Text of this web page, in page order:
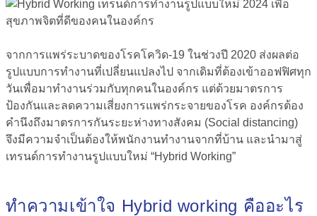
จากการแพร่ระบาดของโรคโควิด-19 ในช่วงปี 2020 ส่งผลต่อ
รูปแบบการทำงานที่เปลี่ยนแปลงไป จากเดิมที่ต้องเข้าออฟฟิศทุก
วันเพื่อมาทำงานร่วมกับทุกคนในองค์กร แต่ด้วยมาตรการ
ป้องกันและลดความเสี่ยงการแพร่กระจายของโรค องค์กรต้อง
คำนึงถึงมาตรการกันระยะห่างทางสังคม (Social distancing)
จึงมีความจำเป็นต้องให้พนักงานทำงานจากที่บ้าน และนำมาสู่
เทรนด์การทำงานรูปแบบใหม่ “Hybrid Working”
ทำความเข้าใจ Hybrid working คืออะไร